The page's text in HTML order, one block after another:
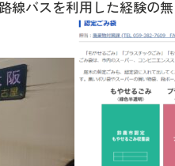
線バスを利用した経験の